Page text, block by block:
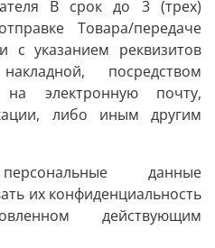
В срок до 3 (трех)
Товара/передаче
с указанием реквизитов
посредством
электронную почту,
либо иным другим
данные
их конфиденциальность
действующим